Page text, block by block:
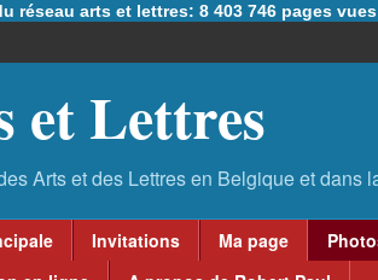
réseau arts et lettres: 8 403 746 pages
et Lettres
Invitations Ma page